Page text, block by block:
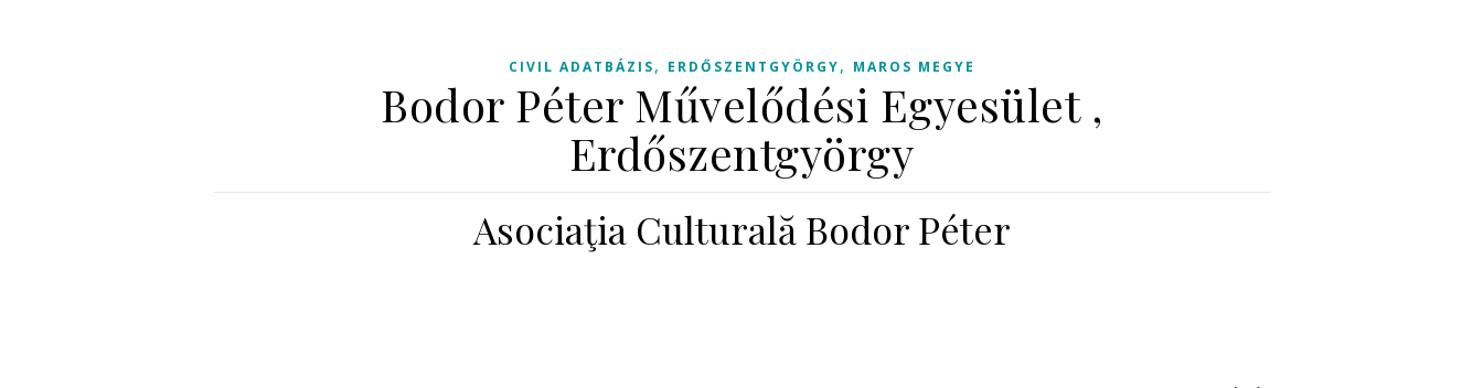
CIVIL ADATBÁZIS, ERDŐSZENTGYÖRGY, MAROS MEGYE
Bodor Péter Művelődési Egyesület ,
Erdőszentgyörgy
Asociaţia Culturală Bodor Péter